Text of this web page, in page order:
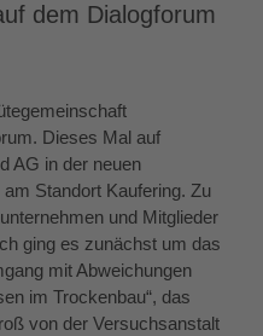
dem Dialogforum
Dieses Mal auf
AG in der neuen
Standort Kaufering. Zu
und Mitglieder
ging es zunächst um das
mit Abweichungen
im Trockenbau“, das
von der Versuchsanstalt